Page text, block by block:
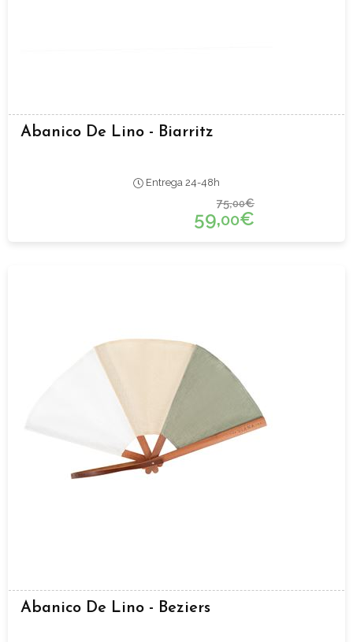
Abanico De Lino - Biarritz
Entrega 24-48h
75,00€
59,00€
Abanico De Lino - Beziers